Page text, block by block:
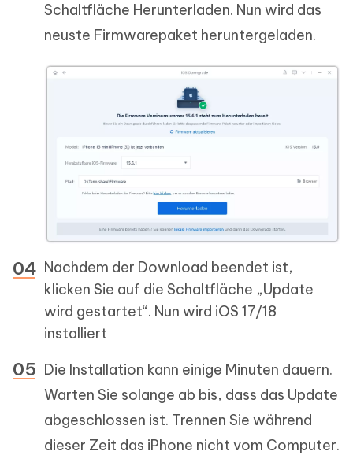
Schaltfläche Herunterladen. Nun wird das
neuste Firmwarepaket heruntergeladen.
Nachdem der Download beendet ist,
klicken Sie auf die Schaltfläche „Update
wird gestartet“. Nun wird iOS 17/18
installiert
Die Installation kann einige Minuten dauern.
Warten Sie solange ab bis, dass das Update
abgeschlossen ist. Trennen Sie während
dieser Zeit das iPhone nicht vom Computer.